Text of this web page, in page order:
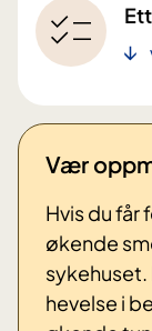
Vær
Hvis du får
økende
sykehuset.
hevelse i